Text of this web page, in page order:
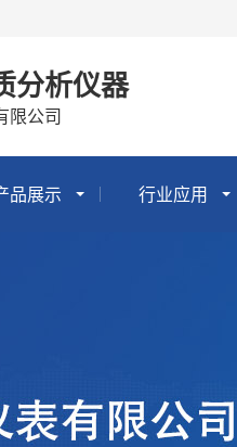
分析仪器
限公司
品展示 行业应用